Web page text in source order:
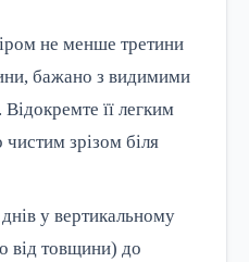
не менше третини
бажано з видимими
Відокремте її легким
зрізом біля
у вертикальному
від товщини) до